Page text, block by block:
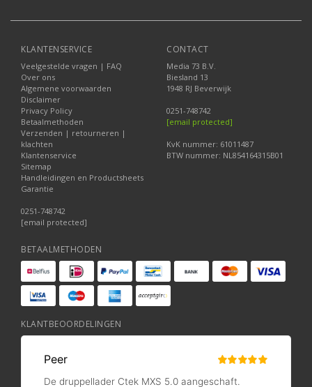
KLANTENSERVICE
Veelgestelde vragen | FAQ
Over ons
Algemene voorwaarden
Disclaimer
Privacy Policy
Betaalmethoden
Verzenden | retourneren |
klachten
Klantenservice
Sitemap
Handleidingen en Productsheets
Garantie
0251-748742
[email protected]
CONTACT
Media 73 B.V.
Biesland 13
1948 RJ Beverwijk
0251-748742
[email protected]
KvK nummer: 61011487
BTW nummer: NL854164315B01
BETAALMETHODEN
KLANTBEOORDELINGEN